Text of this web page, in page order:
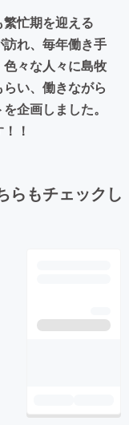
忙期を迎える
れ、毎年働き手
々な人々に島牧
い、働きながら
企画しました。
！
らもチェックし